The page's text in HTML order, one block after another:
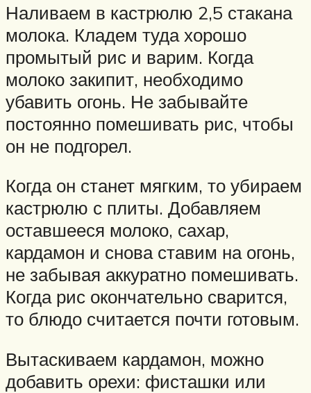
Наливаем в кастрюлю 2,5 стакана
молока. Кладем туда хорошо
промытый рис и варим. Когда
молоко закипит, необходимо
убавить огонь. Не забывайте
постоянно помешивать рис, чтобы
он не подгорел.
Когда он станет мягким, то убираем
кастрюлю с плиты. Добавляем
оставшееся молоко, сахар,
кардамон и снова ставим на огонь,
не забывая аккуратно помешивать.
Когда рис окончательно сварится,
то блюдо считается почти готовым.
Вытаскиваем кардамон, можно
добавить орехи: фисташки или